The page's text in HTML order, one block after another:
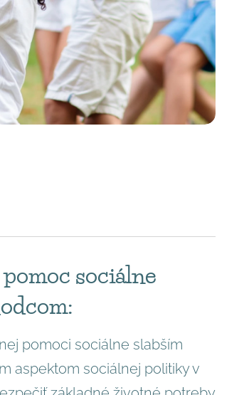
sociálne
pomoci sociálne slabším
aspektom sociálnej politiky v